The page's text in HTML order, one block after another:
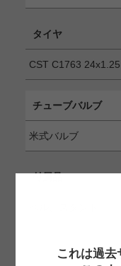
タイヤ
CST C1763 24x1.25
チューブバルブ
米式バルブ
付属品
これは過去